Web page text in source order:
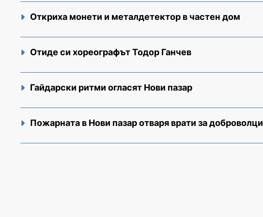
Откриха монети и металдетектор в частен дом
Отиде си хореографът Тодор Ганчев
Гайдарски ритми огласят Нови пазар
Пожарната в Нови пазар отваря врати за доброволци